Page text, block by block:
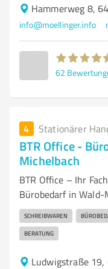
Hammerweg 8,
info@moellinger.info
62
4 Stationärer
BTR Office -
Michelbach
BTR Office – Ihr
Bürobedarf in Wald-
SCHREIBWAREN
BERATUNG
Ludwigstraße